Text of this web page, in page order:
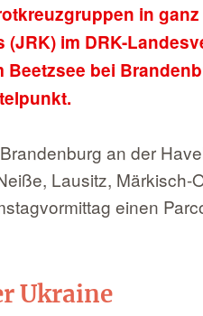
in
im DRK-
bei
an der
Lausitz, Märkisch-
einen
Ukraine